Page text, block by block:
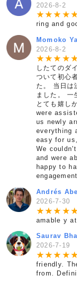
2026-8-2
★★★ ★
ring and
Momoko
2026-8-2
★★★ ★
したてのダ
ついて初心
た。 当日は
ました。 一
とても嬉し
were
us newly
everything
easy for
We
and were
happy to
Andrés
2026-7-30
★★★ ★
amable y
Saurav
2026-7-19
★★★ ★
friendly.
from.